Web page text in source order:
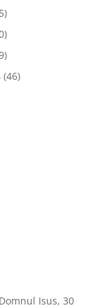
(46)
Isus, 30